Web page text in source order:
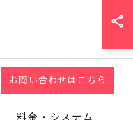
お問い合わせはこちら
料金・システム